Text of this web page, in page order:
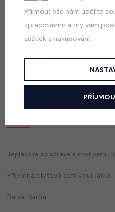
Tepláková souprava s motivem
Příjemná plyšová soft velur látka.
Barva: černá
Přijmout vše nám udělíte
zpracováním a my vám
zážitek z nakupování.